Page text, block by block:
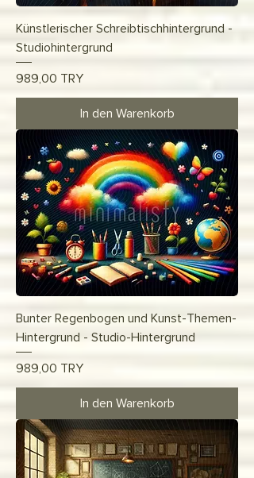
Künstlerischer Schreibtischhintergrund -
Studiohintergrund
Preis
989,00 TRY
In den Warenkorb
Bunter Regenbogen und Kunst-Themen-
Hintergrund - Studio-Hintergrund
Preis
989,00 TRY
In den Warenkorb